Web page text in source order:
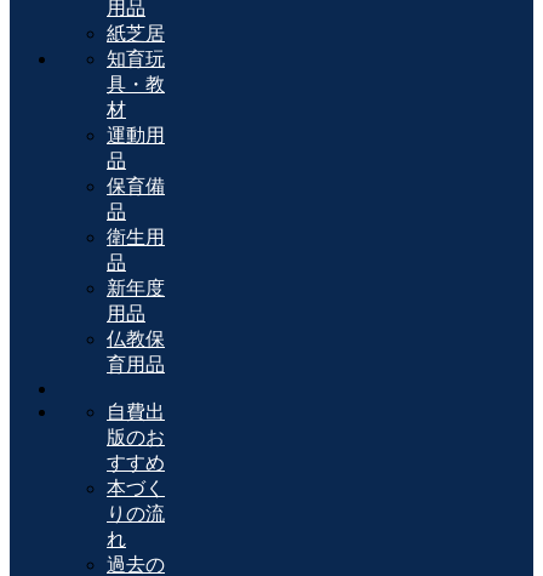
用品
紙芝居
知育玩
具・教
材
運動用
品
保育備
品
衛生用
品
新年度
用品
仏教保
育用品
自費出
版のお
すすめ
本づく
りの流
れ
過去の